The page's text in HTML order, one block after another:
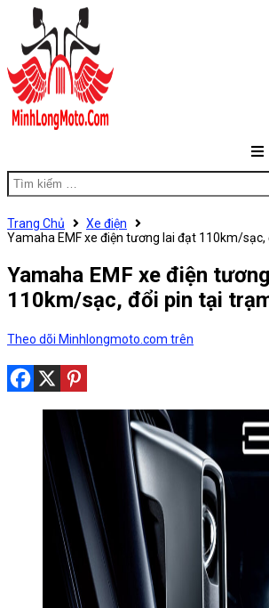
Trang Chủ
Xe điện
Yamaha EMF xe điện tương lai đạt 110km/
Yamaha EMF xe điện
110km/sạc, đổi pin tại
Theo dõi Minhlongmoto.com trên